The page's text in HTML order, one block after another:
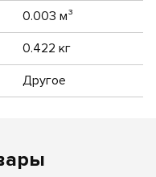
0.003 м³
0.422 кг
Другое